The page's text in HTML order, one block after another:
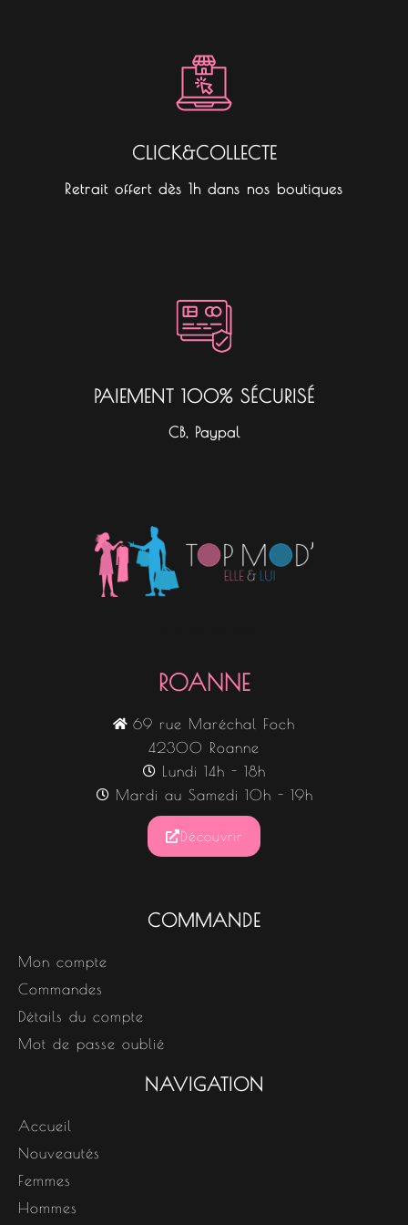
CLICK&COLLECTE
Retrait offert dès 1h dans nos boutiques
PAIEMENT 100% SÉCURISÉ
CB, Paypal
ROANNE
69 rue Maréchal Foch
42300 Roanne
Lundi 14h - 18h
Mardi au Samedi 10h - 19h
Découvrir
COMMANDE
Mon compte
Commandes
Détails du compte
Mot de passe oublié
NAVIGATION
Accueil
Nouveautés
Femmes
Hommes